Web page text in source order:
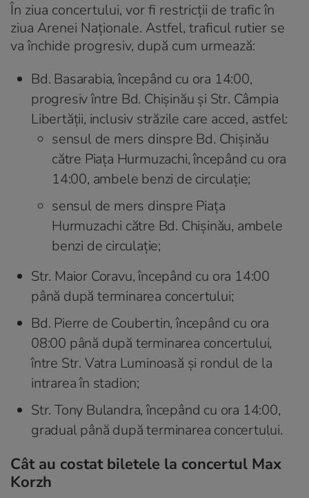
În ziua concertului, vor fi restricții de trafic în
ziua Arenei Naționale. Astfel, traficul rutier se
va închide progresiv, după cum urmează:
Bd. Basarabia, începând cu ora 14:00,
progresiv între Bd. Chișinău și Str. Câmpia
Libertății, inclusiv străzile care acced, astfel:
sensul de mers dinspre Bd. Chișinău
către Piața Hurmuzachi, începând cu ora
14:00, ambele benzi de circulație;
sensul de mers dinspre Piața
Hurmuzachi către Bd. Chișinău, ambele
benzi de circulație;
Str. Maior Coravu, începând cu ora 14:00
până după terminarea concertului;
Bd. Pierre de Coubertin, începând cu ora
08:00 până după terminarea concertului,
între Str. Vatra Luminoasă și rondul de la
intrarea în stadion;
Str. Tony Bulandra, începând cu ora 14:00,
gradual până după terminarea concertului.
Cât au costat biletele la concertul Max
Korzh